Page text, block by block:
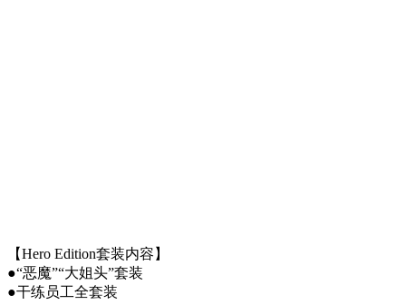
【Hero Edition套装内容】
●“恶魔”“大姐头”套装
●干练员工全套装